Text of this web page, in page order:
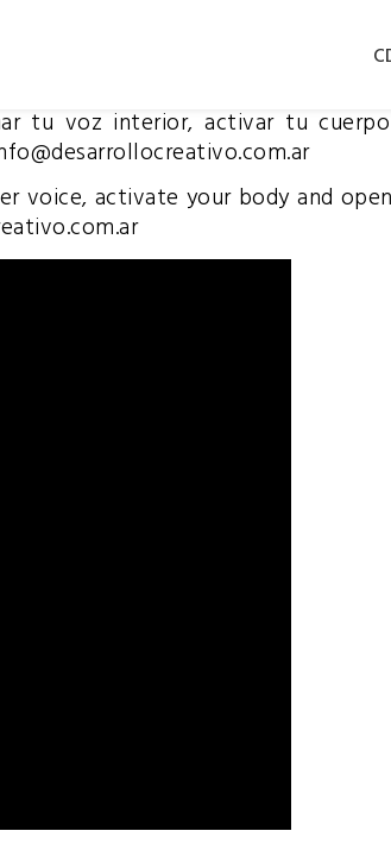
tu voz interior, activar tu
activate your body and